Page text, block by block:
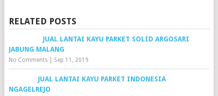
RELATED POSTS
JUAL LANTAI KAYU PARKET SOLID ARGOSARI
JABUNG MALANG
No Comments| Sep 11, 2019
JUAL LANTAI KAYU PARKET INDONESIA
NGAGELREJO